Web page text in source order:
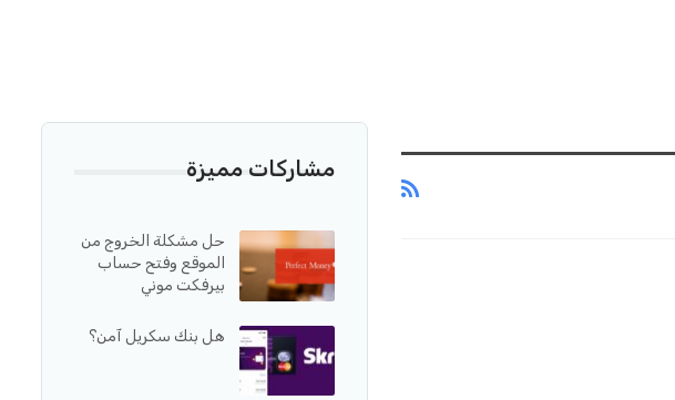
مشاركات مميزة
حل مشكلة الخروج من
الموقع وفتح حساب
بيرفكت موني
هل بنك سكريل آمن؟